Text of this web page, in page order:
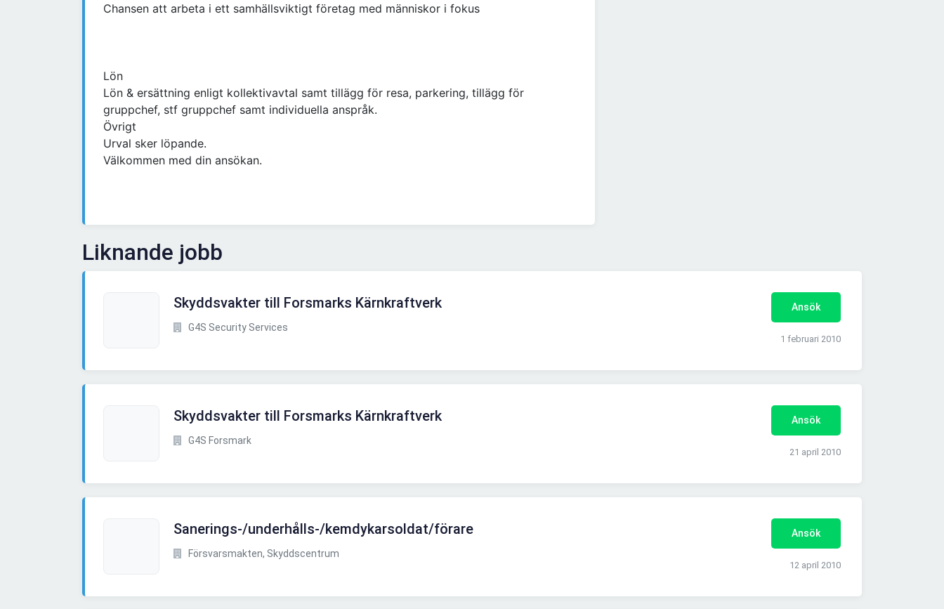
Chansen att arbeta i ett samhällsviktigt företag med människor i fokus
Lön
Lön & ersättning enligt kollektivavtal samt tillägg för resa, parkering, tillägg för
gruppchef, stf gruppchef samt individuella anspråk.
Övrigt
Urval sker löpande.
Välkommen med din ansökan.
Liknande jobb
Skyddsvakter till Forsmarks Kärnkraftverk
G4S Security Services
Ansök
1 februari 2010
Skyddsvakter till Forsmarks Kärnkraftverk
G4S Forsmark
Ansök
21 april 2010
Sanerings-/underhålls-/kemdykarsoldat/förare
Försvarsmakten, Skyddscentrum
Ansök
12 april 2010